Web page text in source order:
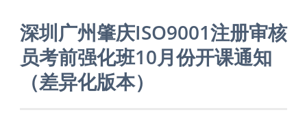
深圳广州肇庆ISO9001注册审核
员考前强化班10月份开课通知
（差异化版本）